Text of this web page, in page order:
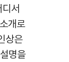
서
개로
상은
명을